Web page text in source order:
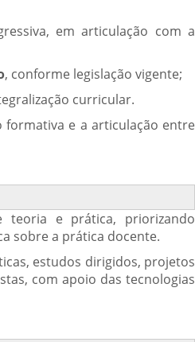
em articulação com a
, conforme legislação vigente;
curricular.
formativa e a articulação entre
teoria e prática, priorizando
sobre a prática docente.
estudos dirigidos, projetos
com apoio das tecnologias